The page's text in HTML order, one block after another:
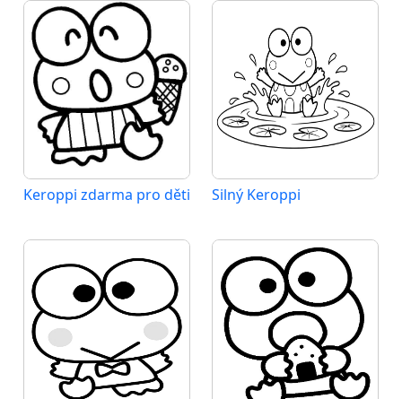
Keroppi zdarma pro děti Silný Keroppi